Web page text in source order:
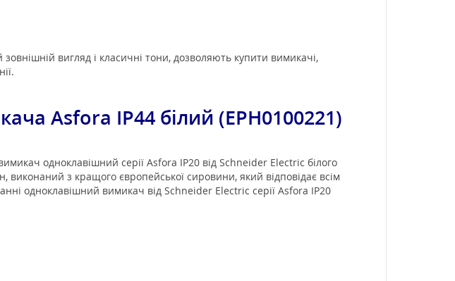
вигляд і класичні тони, дозволяють купити вимикачі,
Asfora IP44 білий (EPH0100221)
одноклавішний серії Asfora IP20 від Schneider Electric білого
виконаний з кращого європейської сировини, який відповідає всім
одноклавішний вимикач від Schneider Electric серії Asfora IP20